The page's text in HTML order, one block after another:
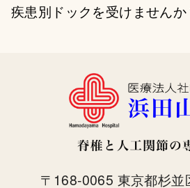
疾患別ドックを受けませんか
〒168-0065 東京都杉並